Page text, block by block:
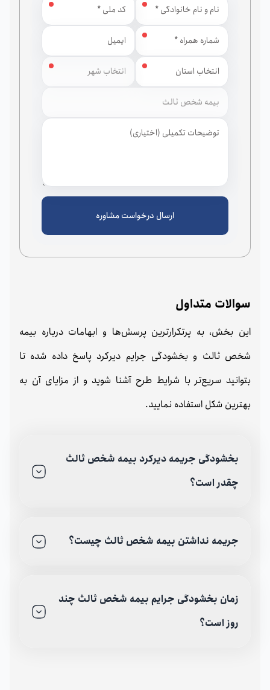
استان شهر
ارسال درخواست مشاوره
سوالات متداول
این بخش، به پرتکرارترین پرسش‌ها و ابهامات درباره بیمه
شخص ثالث و بخشودگی جرایم دیرکرد پاسخ داده شده تا
بتوانید سریع‌تر با شرایط طرح آشنا شوید و از مزایای آن به
بهترین شکل استفاده نمایید.
بخشودگی جریمه دیرکرد بیمه شخص ثالث
چقدر است؟
جریمه نداشتن بیمه شخص ثالث چیست؟
زمان بخشودگی جرایم بیمه شخص ثالث چند
روز است؟